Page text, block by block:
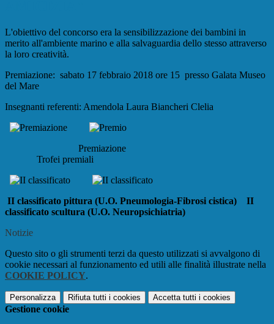
L'obiettivo del concorso era la sensibilizzazione dei bambini in
merito all'ambiente marino e alla salvaguardia dello stesso attraverso
la loro creatività.
Premiazione: sabato 17 febbraio 2018 ore 15 presso Galata Museo
del Mare
Insegnanti referenti: Amendola Laura Biancheri Clelia
Premiazione
Trofei premiali
II classificato pittura (U.O. Pneumologia-Fibrosi cistica) II
classificato scultura (U.O. Neuropsichiatria)
Notizie
Questo sito o gli strumenti terzi da questo utilizzati si avvalgono di
cookie necessari al funzionamento ed utili alle finalità illustrate nella
COOKIE POLICY.
Personalizza Rifiuta tutti i cookies Accetta tutti i cookies
Gestione cookie